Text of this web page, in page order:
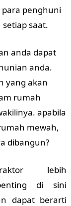
penghuni
saat.
anda dapat
anda.
yang akan
rumah
apabila
mewah,
dibangun?
lebih
di sini
dapat berarti